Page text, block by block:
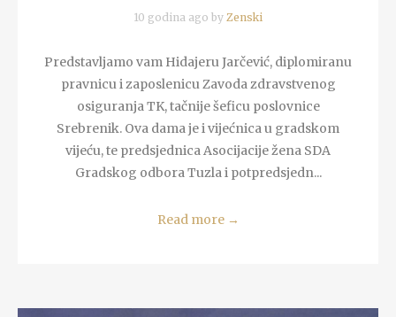
10 godina ago by Zenski
Predstavljamo vam Hidajeru Jarčević, diplomiranu
pravnicu i zaposlenicu Zavoda zdravstvenog
osiguranja TK, tačnije šeficu poslovnice
Srebrenik. Ova dama je i vijećnica u gradskom
vijeću, te predsjednica Asocijacije žena SDA
Gradskog odbora Tuzla i potpredsjedn...
Read more →